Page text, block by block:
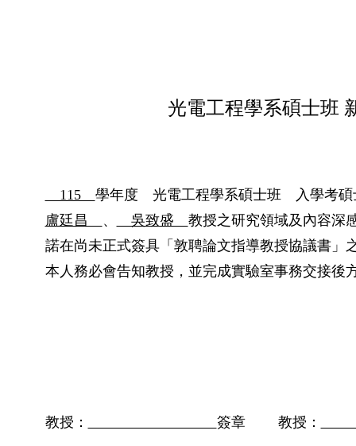
光電工程學系碩士班
115 學年度 光電工程學系碩士班 入學考
盧廷昌
、 吳致盛 教授之研究領域及內容深
諾在尚未正式簽具「敦聘論文指導教授協議書」
本人務必會告知教授，並完成實驗室事務交接後
教授： 簽章 教授：